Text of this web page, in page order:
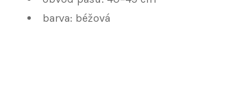
barva: béžová